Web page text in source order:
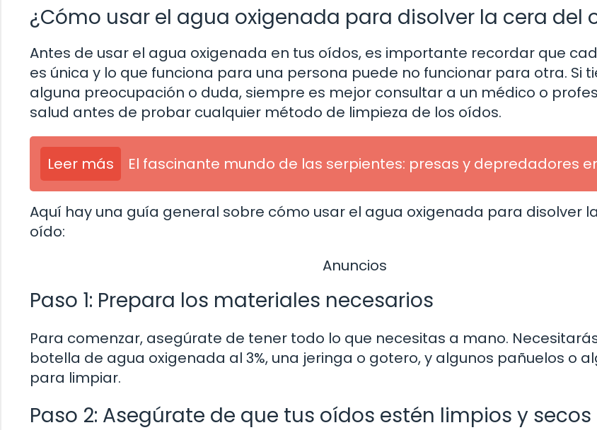
¿Cómo usar el agua oxigenada para disolver la cera del
Antes de usar el agua oxigenada en tus oídos, es importante recordar que
es única y lo que funciona para una persona puede no funcionar para otra. Si
alguna preocupación o duda, siempre es mejor consultar a un médico o
salud antes de probar cualquier método de limpieza de los oídos.
Leer más El fascinante mundo de las serpientes: presas y depredadores
Aquí hay una guía general sobre cómo usar el agua oxigenada para disolver
oído:
Anuncios
Paso 1: Prepara los materiales necesarios
Para comenzar, asegúrate de tener todo lo que necesitas a mano.
botella de agua oxigenada al 3%, una jeringa o gotero, y algunos pañuelos o
para limpiar.
Paso 2: Asegúrate de que tus oídos estén limpios y secos